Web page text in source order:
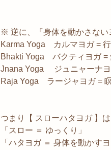
※ 逆に、『身体を動かさない
Karma Yoga カルマヨガ =
Bhakti Yoga バクティヨガ =
Jnana Yoga ジュニャーナヨ
Raja Yoga ラージャヨガ =
つまり【 スローハタヨガ 】は
「スロー ＝ ゆっくり」
「ハタヨガ ＝ 身体を動かすヨ